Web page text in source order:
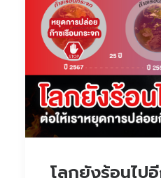
SEARCH
โลกยังร้อนไป